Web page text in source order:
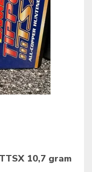
10,7 gram